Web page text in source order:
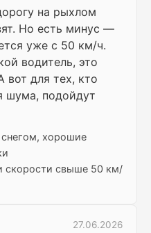
на рыхлом
Но есть минус —
уже с 50 км/ч.
водитель, это
вот для тех, кто
шума, подойдут
снегом, хорошие
скорости свыше 50 км/
27.06.2026